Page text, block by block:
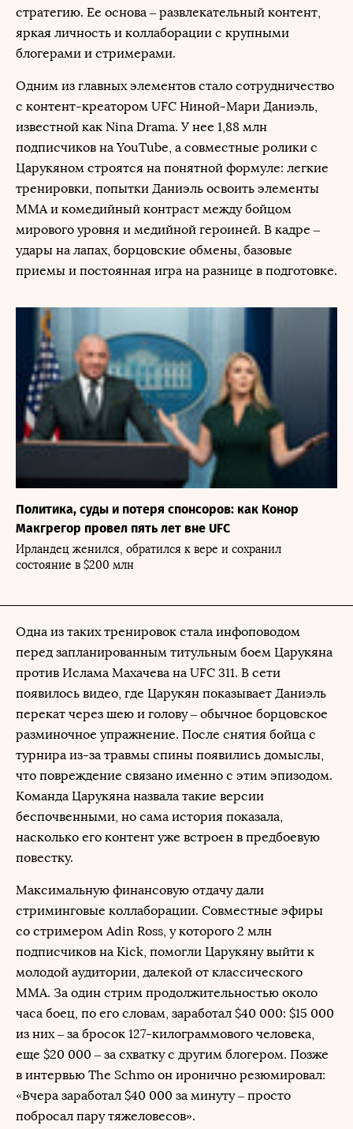
стратегию. Ее основа – развлекательный контент,
яркая личность и коллаборации с крупными
блогерами и стримерами.
Одним из главных элементов стало сотрудничество
с контент-креатором UFC Ниной-Мари Даниэль,
известной как Nina Drama. У нее 1,88 млн
подписчиков на YouTube, а совместные ролики с
Царукяном строятся на понятной формуле: легкие
тренировки, попытки Даниэль освоить элементы
ММА и комедийный контраст между бойцом
мирового уровня и медийной героиней. В кадре –
удары на лапах, борцовские обмены, базовые
приемы и постоянная игра на разнице в подготовке.
Политика, суды и потеря спонсоров: как Конор
Макгрегор провел пять лет вне UFC
Ирландец женился, обратился к вере и сохранил
состояние в $200 млн
Одна из таких тренировок стала инфоповодом
перед запланированным титульным боем Царукяна
против Ислама Махачева на UFC 311. В сети
появилось видео, где Царукян показывает Даниэль
перекат через шею и голову – обычное борцовское
разминочное упражнение. После снятия бойца с
турнира из-за травмы спины появились домыслы,
что повреждение связано именно с этим эпизодом.
Команда Царукяна назвала такие версии
беспочвенными, но сама история показала,
насколько его контент уже встроен в предбоевую
повестку.
Максимальную финансовую отдачу дали
стриминговые коллаборации. Совместные эфиры
со стримером Adin Ross, у которого 2 млн
подписчиков на Kick, помогли Царукяну выйти к
молодой аудитории, далекой от классического
ММА. За один стрим продолжительностью около
часа боец, по его словам, заработал $40 000: $15 000
из них – за бросок 127-килограммового человека,
еще $20 000 – за схватку с другим блогером. Позже
в интервью The Schmo он иронично резюмировал:
«Вчера заработал $40 000 за минуту – просто
побросал пару тяжеловесов».